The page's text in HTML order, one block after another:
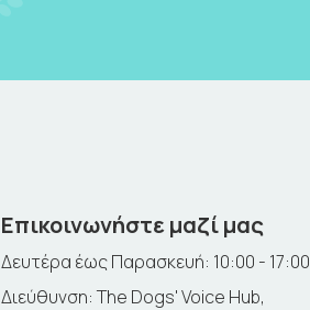
Επικοινωνήστε μαζί μας
Δευτέρα έως Παρασκευή: 10:00 - 17:00
Διεύθυνση: The Dogs' Voice Hub,